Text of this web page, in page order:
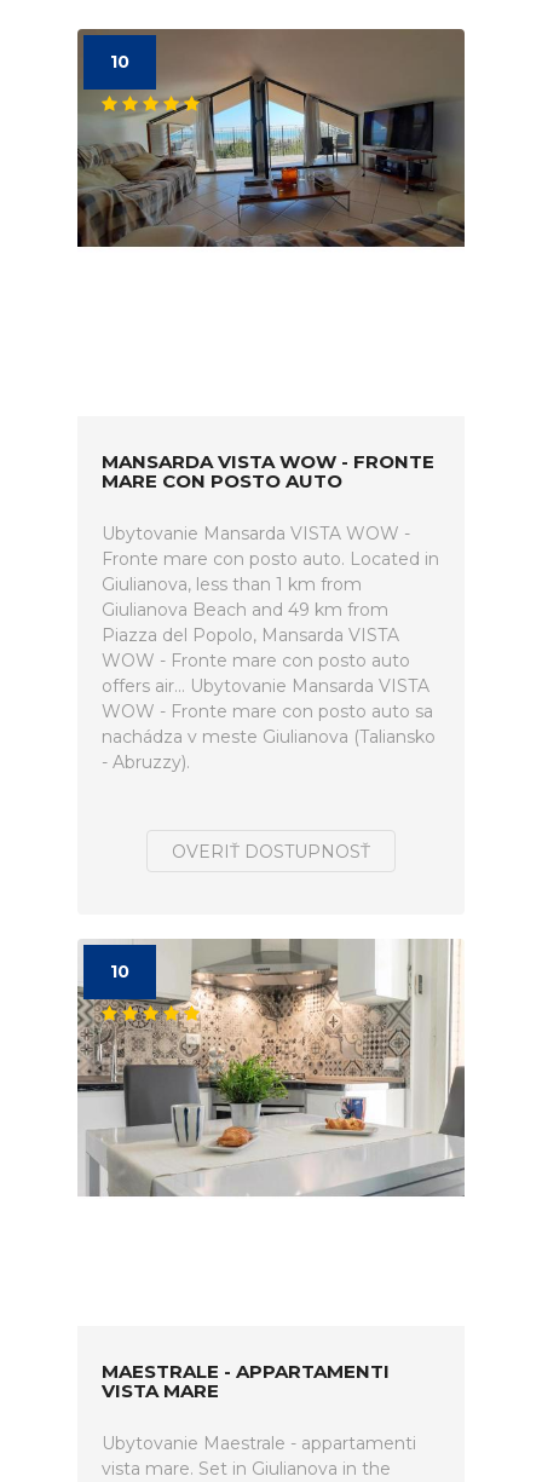
10
MANSARDA VISTA WOW - FRONTE
MARE CON POSTO AUTO
Ubytovanie Mansarda VISTA WOW -
Fronte mare con posto auto. Located in
Giulianova, less than 1 km from
Giulianova Beach and 49 km from
Piazza del Popolo, Mansarda VISTA
WOW - Fronte mare con posto auto
offers air... Ubytovanie Mansarda VISTA
WOW - Fronte mare con posto auto sa
nachádza v meste Giulianova (Taliansko
- Abruzzy).
OVERIŤ DOSTUPNOSŤ
10
MAESTRALE - APPARTAMENTI
VISTA MARE
Ubytovanie Maestrale - appartamenti
vista mare. Set in Giulianova in the